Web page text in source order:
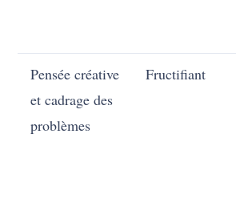
Pensée créative
et cadrage des
problèmes
Fructifiant